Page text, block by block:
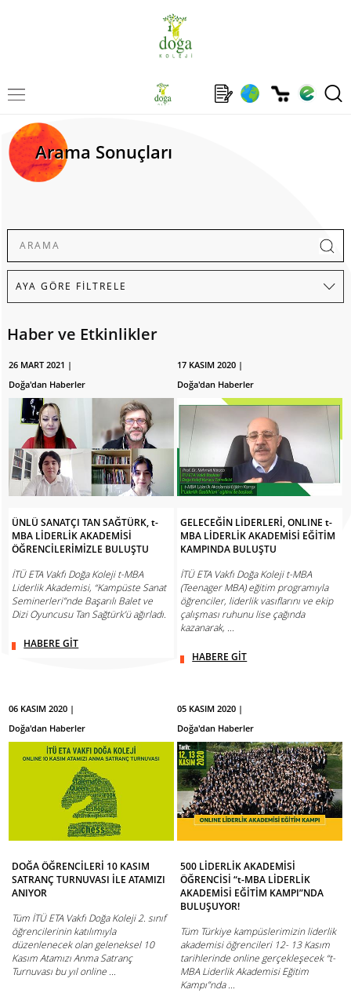
Arama Sonuçları
Haber ve Etkinlikler
26 MART 2021 |
Doğa'dan Haberler
ÜNLÜ SANATÇI TAN SAĞTÜRK, t-
MBA LİDERLİK AKADEMİSİ
ÖĞRENCİLERİMİZLE BULUŞTU
İTÜ ETA Vakfı Doğa Koleji t-MBA
Liderlik Akademisi, “Kampüste Sanat
Seminerleri”nde Başarılı Balet ve
Dizi Oyuncusu Tan Sağtürk’ü ağırladı.
HABERE GİT
17 KASIM 2020 |
Doğa'dan Haberler
GELECEĞİN LİDERLERİ, ONLINE t-
MBA LİDERLİK AKADEMİSİ EĞİTİM
KAMPINDA BULUŞTU
İTÜ ETA Vakfı Doğa Koleji t-MBA
(Teenager MBA) eğitim programıyla
öğrenciler, liderlik vasıflarını ve ekip
çalışması ruhunu lise çağında
kazanarak, ...
HABERE GİT
06 KASIM 2020 |
Doğa'dan Haberler
DOĞA ÖĞRENCİLERİ 10 KASIM
SATRANÇ TURNUVASI İLE ATAMIZI
ANIYOR
Tüm İTÜ ETA Vakfı Doğa Koleji 2. sınıf
öğrencilerinin katılımıyla
düzenlenecek olan geleneksel 10
Kasım Atamızı Anma Satranç
Turnuvası bu yıl online ...
05 KASIM 2020 |
Doğa'dan Haberler
500 LİDERLİK AKADEMİSİ
ÖĞRENCİSİ “t-MBA LİDERLİK
AKADEMİSİ EĞİTİM KAMPI”NDA
BULUŞUYOR!
Tüm Türkiye kampüslerimizin liderlik
akademisi öğrencileri 12- 13 Kasım
tarihlerinde online gerçekleşecek “t-
MBA Liderlik Akademisi Eğitim
Kampı”nda ...